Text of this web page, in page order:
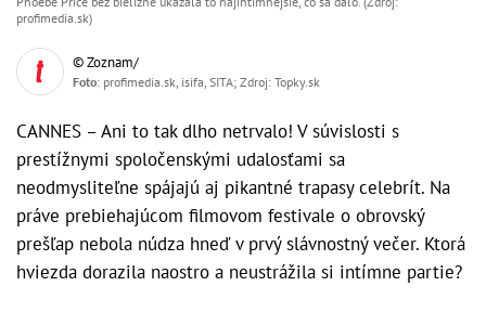
profimedia.sk)
© Zoznam/
Foto: profimedia.sk, isifa, SITA; Zdroj: Topky.sk
CANNES – Ani to tak dlho netrvalo! V súvislosti s
prestížnymi spoločenskými udalosťami sa
neodmysliteľne spájajú aj pikantné trapasy celebrít. Na
práve prebiehajúcom filmovom festivale o obrovský
prešľap nebola núdza hneď v prvý slávnostný večer. Ktorá
hviezda dorazila naostro a neustrážila si intímne partie?